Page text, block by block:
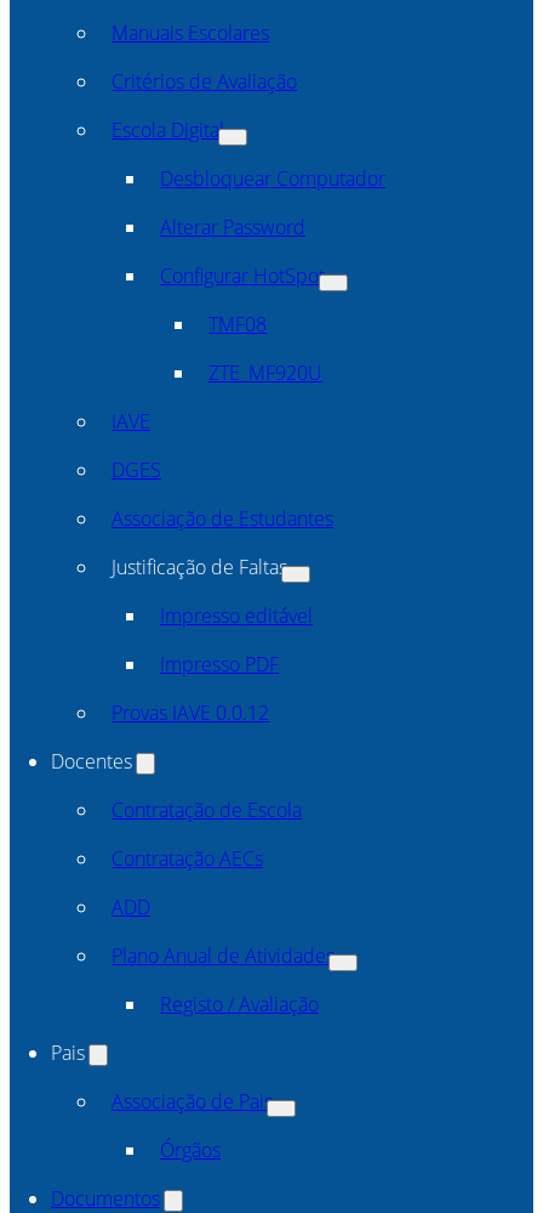
Manuais Escolares
Critérios de Avaliação
Escola Digital
Desbloquear Computador
Alterar Password
Configurar HotSpot
TMF08
ZTE_MF920U
IAVE
DGES
Associação de Estudantes
Justificação de Faltas
Impresso editável
Impresso PDF
Provas IAVE 0.0.12
Docentes
Contratação de Escola
Contratação AECs
ADD
Plano Anual de Atividades
Registo / Avaliação
Pais
Associação de Pais
Órgãos
Documentos